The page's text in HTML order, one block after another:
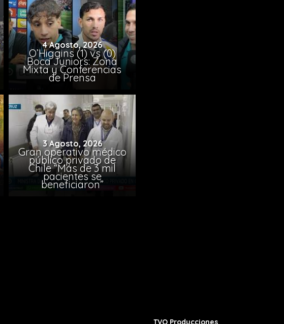
4 Agosto, 2026
O’Higgins (1) vs (0)
Boca Juniors: Zona
Mixta y Conferencias
de Prensa
3 Agosto, 2026
Gran operativo médico
público privado de
Chile “Más de 3 mil
pacientes se
beneficiaron”
TVO Producciones